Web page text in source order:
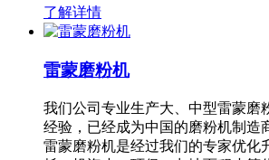
了解详情
雷蒙磨粉机
我们公司专业生产大、中型雷蒙磨
经验，已经成为中国的磨粉机制造
雷蒙磨粉机是经过我们的专家优化